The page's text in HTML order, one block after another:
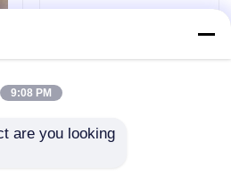
9:08 PM
are you looking